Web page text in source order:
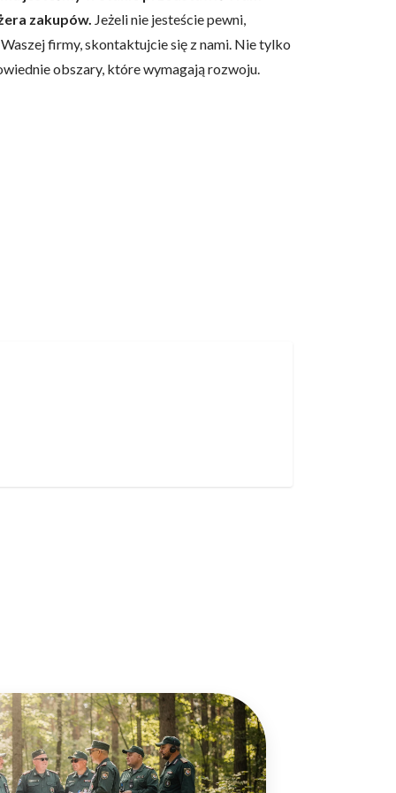
zakupów. Jeżeli nie jesteście pewni,
firmy, skontaktujcie się z nami. Nie tylko
obszary, które wymagają rozwoju.
w zamierzony
zachowują się
wszystko